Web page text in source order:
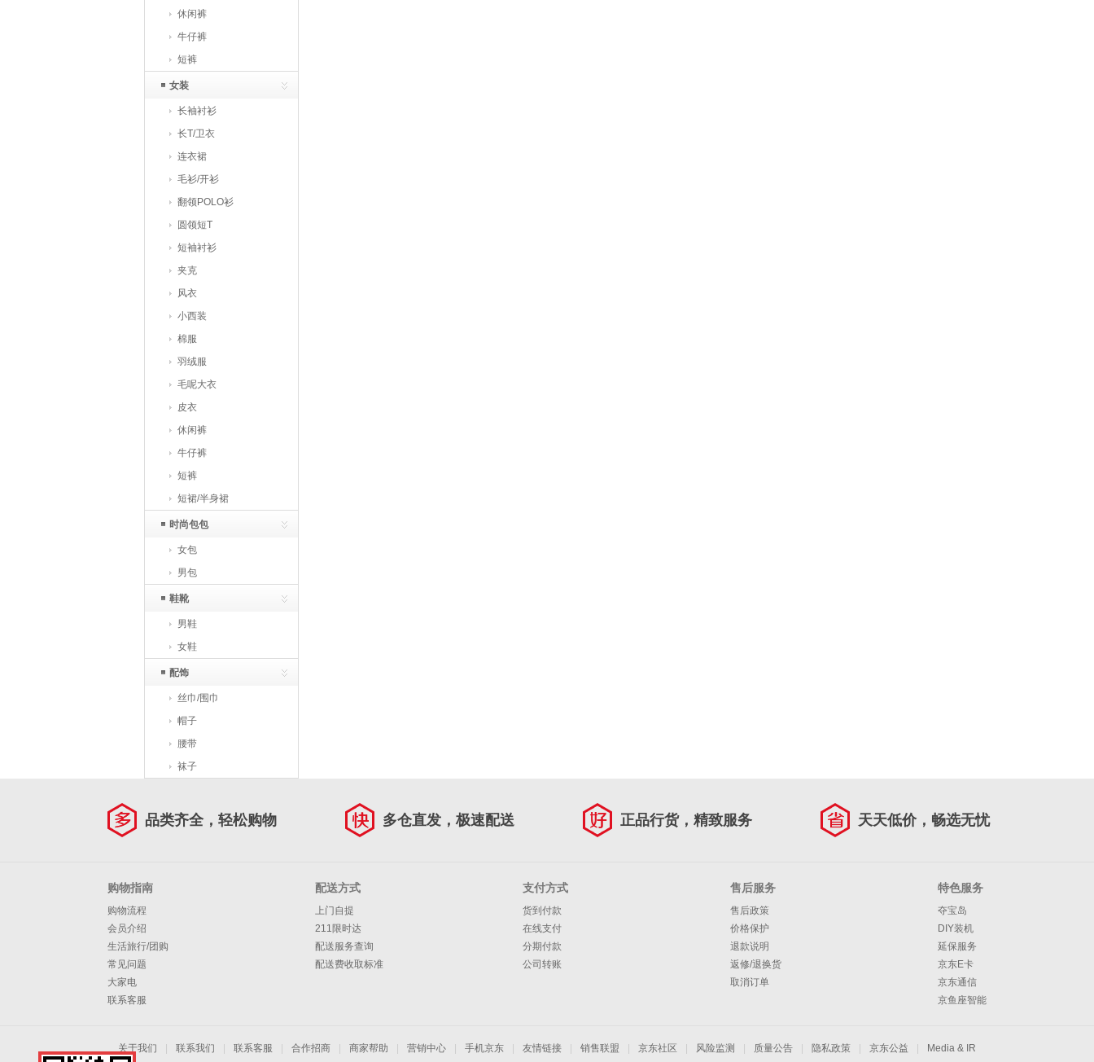
休闲裤
牛仔裤
短裤
女装
长袖衬衫
长T/卫衣
连衣裙
毛衫/开衫
翻领POLO衫
圆领短T
短袖衬衫
夹克
风衣
小西装
棉服
羽绒服
毛呢大衣
皮衣
休闲裤
牛仔裤
短裤
短裙/半身裙
时尚包包
女包
男包
鞋靴
男鞋
女鞋
配饰
丝巾/围巾
帽子
腰带
袜子
品类齐全，轻松购物 多仓直发，极速配送 正品行货，精致服务 天天低价，畅选无忧
购物指南
购物流程
会员介绍
生活旅行/团购
常见问题
大家电
联系客服
配送方式
上门自提
211限时达
配送服务查询
配送费收取标准
支付方式
货到付款
在线支付
分期付款
公司转账
售后服务
售后政策
价格保护
退款说明
返修/退换货
取消订单
特色服务
夺宝岛
DIY装机
延保服务
京东E卡
京东通信
京鱼座智能
关于我们 联系我们 联系客服 合作招商 商家帮助 营销中心 手机京东 友情链接 销售联盟 京东社区 风险监测 质量公告 隐私政策 京东公益 Media & IR